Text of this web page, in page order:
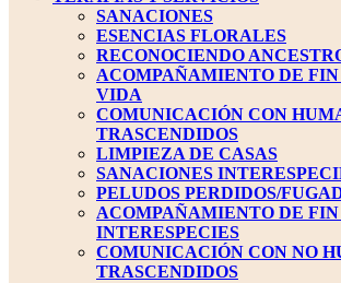
SANACIONES
ESENCIAS FLORALES
RECONOCIENDO
ACOMPAÑAMIENTO DE
VIDA
COMUNICACIÓN CON
TRASCENDIDOS
LIMPIEZA DE CASAS
SANACIONES
PELUDOS PERDIDOS/
ACOMPAÑAMIENTO DE
INTERESPECIES
COMUNICACIÓN CON NO
TRASCENDIDOS